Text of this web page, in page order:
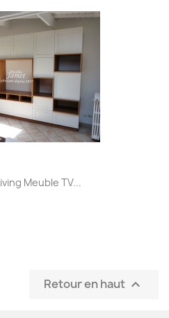
Meuble TV...
Retour en haut 